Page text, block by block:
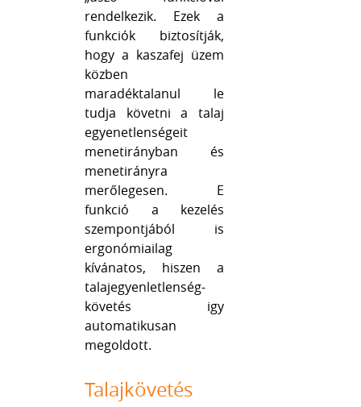
rendelkezik. Ezek a
funkciók biztosítják,
hogy a kaszafej üzem
közben
maradéktalanul le
tudja követni a talaj
egyenetlenségeit
menetirányban és
menetirányra
merőlegesen. E
funkció a kezelés
szempontjából is
ergonómiailag
kívánatos, hiszen a
talajegyenletlenség-
követés igy
automatikusan
megoldott.
Talajkövetés